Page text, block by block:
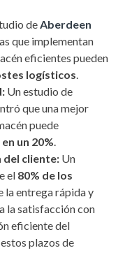
deAberdeen
que implementan
eficientes pueden
logísticos.
Un estudio de
que una mejor
puede
un 20%.
del cliente: Un
el 80% de los
la entrega rápida y
la satisfacción con
eficiente del
plazos de